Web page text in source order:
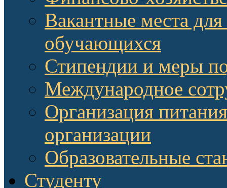
Вакантные места
обучающихся
Стипендии и меры
Международное
Организация
организации
Образовательные
Студенту